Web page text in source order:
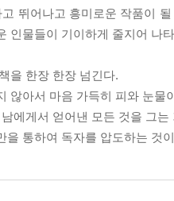
뛰어나고 흥미로운 작품이
인물들이 기이하게 줄지어 나
을 한장 한장 넘긴다.
않아서 마음 가득히 피와 눈물
에게서 얻어낸 모든 것을 그
을 통하여 독자를 압도하는 것